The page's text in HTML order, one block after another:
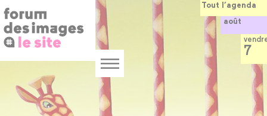
Panneau de gestion des cookies
au
contenu
principal
Menu
Tout l’agenda
août
7